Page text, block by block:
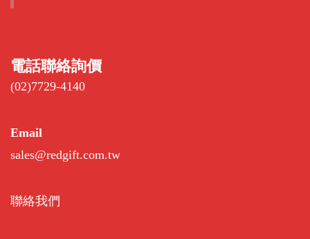
電話聯絡詢價
(02)7729-4140
Email
sales@redgift.com.tw
聯絡我們